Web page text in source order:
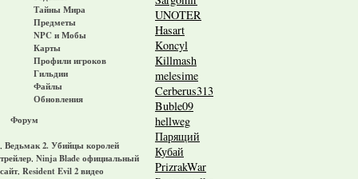
Тайны Мира
Предметы
NPC и Мобы
Карты
Профили игроков
Гильдии
Файлы
Обновления
Форум
, Ведьмак 2. Убийцы королей
трейлер, Ninja Blade официальный
сайт, Resident Evil 2 видео
UNOTER
Hasart
Koncyl
Killmash
melesime
Cerberus313
Buble09
hellweg
Парящий
Кубай
PrizrakWar